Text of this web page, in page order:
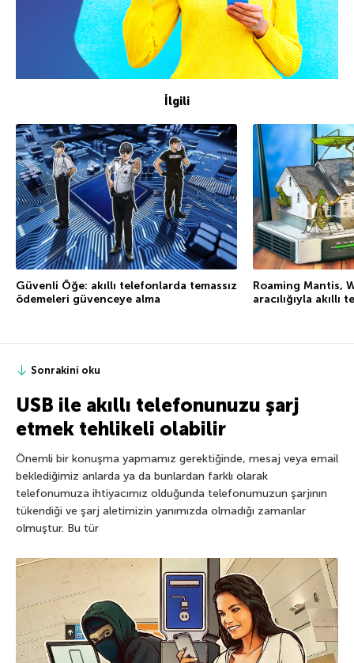
İlgili
Güvenli Öğe: akıllı telefonlarda temassız
ödemeleri güvenceye alma
Roaming Mantis,
aracılığıyla
Sonrakini oku
USB ile akıllı telefonunuzu şarj
etmek tehlikeli olabilir
Önemli bir konuşma yapmamız gerektiğinde, mesaj veya email
beklediğimiz anlarda ya da bunlardan farklı olarak
telefonumuza ihtiyacımız olduğunda telefonumuzun şarjının
tükendiği ve şarj aletimizin yanımızda olmadığı zamanlar
olmuştur. Bu tür